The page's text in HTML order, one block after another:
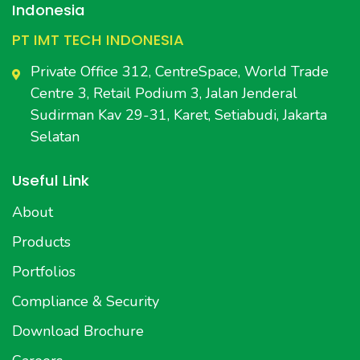
Indonesia
PT IMT TECH INDONESIA
Private Office 312, CentreSpace, World Trade
Centre 3, Retail Podium 3, Jalan Jenderal
Sudirman Kav 29-31, Karet, Setiabudi, Jakarta
Selatan
Useful Link
About
Products
Portfolios
Compliance & Security
Download Brochure